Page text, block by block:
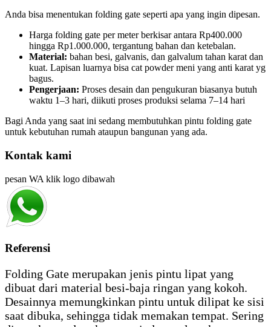
Anda bisa menentukan folding gate seperti apa yang ingin dipesan.
Harga folding gate per meter berkisar antara Rp400.000
hingga Rp1.000.000, tergantung bahan dan ketebalan.
Material: bahan besi, galvanis, dan galvalum tahan karat dan
kuat. Lapisan luarnya bisa cat powder meni yang anti karat yg
bagus.
Pengerjaan: Proses desain dan pengukuran biasanya butuh
waktu 1–3 hari, diikuti proses produksi selama 7–14 hari
Bagi Anda yang saat ini sedang membutuhkan pintu folding gate
untuk kebutuhan rumah ataupun bangunan yang ada.
Kontak kami
pesan WA klik logo dibawah
Referensi
Folding Gate merupakan jenis pintu lipat yang
dibuat dari material besi-baja ringan yang kokoh.
Desainnya memungkinkan pintu untuk dilipat ke sisi
saat dibuka, sehingga tidak memakan tempat. Sering